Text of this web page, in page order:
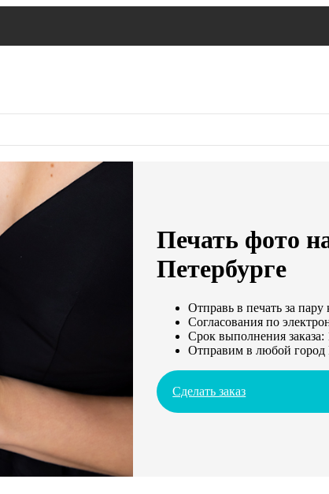
Печать фото
Петербурге
Отправь в печать за пару
Согласования по
Срок выполнения заказа:
Отправим в любой
Сделать заказ